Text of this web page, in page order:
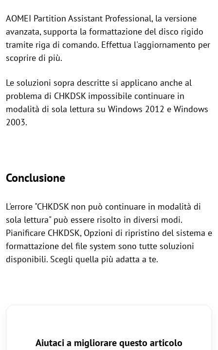
AOMEI Partition Assistant Professional, la versione
avanzata, supporta la formattazione del disco rigido
tramite riga di comando. Effettua l'aggiornamento per
scoprire di più.
Le soluzioni sopra descritte si applicano anche al
problema di CHKDSK impossibile continuare in
modalità di sola lettura su Windows 2012 e Windows
2003.
Conclusione
L'errore "CHKDSK non può continuare in modalità di
sola lettura" può essere risolto in diversi modi.
Pianificare CHKDSK, Opzioni di ripristino del sistema e
formattazione del file system sono tutte soluzioni
disponibili. Scegli quella più adatta a te.
Aiutaci a migliorare questo articolo